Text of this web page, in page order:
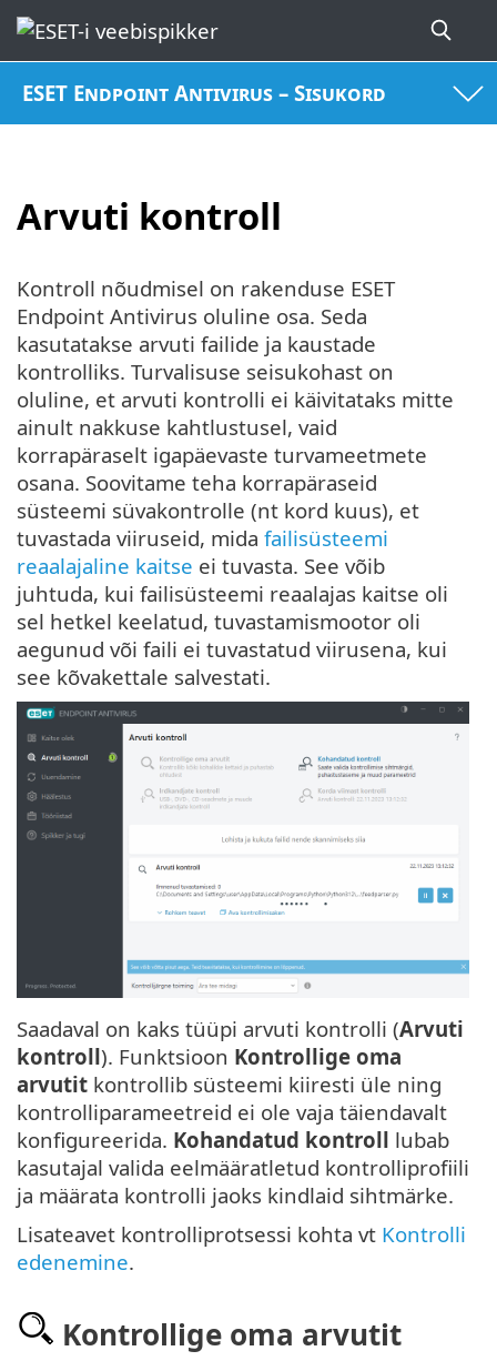
ESET Endpoint Antivirus – Sisukord
Arvuti kontroll
Kontroll nõudmisel on rakenduse ESET
Endpoint Antivirus oluline osa. Seda
kasutatakse arvuti failide ja kaustade
kontrolliks. Turvalisuse seisukohast on
oluline, et arvuti kontrolli ei käivitataks mitte
ainult nakkuse kahtlustusel, vaid
korrapäraselt igapäevaste turvameetmete
osana. Soovitame teha korrapäraseid
süsteemi süvakontrolle (nt kord kuus), et
tuvastada viiruseid, mida failisüsteemi
reaalajaline kaitse ei tuvasta. See võib
juhtuda, kui failisüsteemi reaalajas kaitse oli
sel hetkel keelatud, tuvastamismootor oli
aegunud või faili ei tuvastatud viirusena, kui
see kõvakettale salvestati.
Saadaval on kaks tüüpi arvuti kontrolli (Arvuti
kontroll). Funktsioon Kontrollige oma
arvutit kontrollib süsteemi kiiresti üle ning
kontrolliparameetreid ei ole vaja täiendavalt
konfigureerida. Kohandatud kontroll lubab
kasutajal valida eelmääratletud kontrolliprofiili
ja määrata kontrolli jaoks kindlaid sihtmärke.
Lisateavet kontrolliprotsessi kohta vt Kontrolli
edenemine.
Kontrollige oma arvutit